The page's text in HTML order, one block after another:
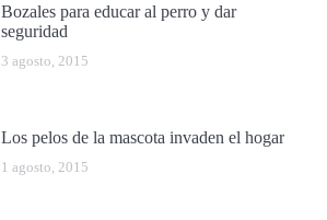
Bozales para educar al perro y dar
seguridad
3 agosto, 2015
Los pelos de la mascota invaden el hogar
1 agosto, 2015